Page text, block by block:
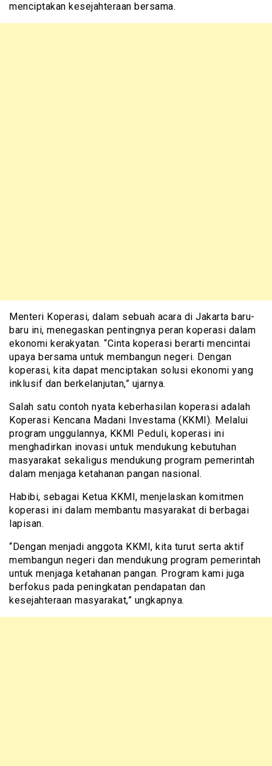
menciptakan kesejahteraan bersama.
Menteri Koperasi, dalam sebuah acara di Jakarta baru-
baru ini, menegaskan pentingnya peran koperasi dalam
ekonomi kerakyatan. “Cinta koperasi berarti mencintai
upaya bersama untuk membangun negeri. Dengan
koperasi, kita dapat menciptakan solusi ekonomi yang
inklusif dan berkelanjutan,” ujarnya.
Salah satu contoh nyata keberhasilan koperasi adalah
Koperasi Kencana Madani Investama (KKMI). Melalui
program unggulannya, KKMI Peduli, koperasi ini
menghadirkan inovasi untuk mendukung kebutuhan
masyarakat sekaligus mendukung program pemerintah
dalam menjaga ketahanan pangan nasional.
Habibi, sebagai Ketua KKMI, menjelaskan komitmen
koperasi ini dalam membantu masyarakat di berbagai
lapisan.
“Dengan menjadi anggota KKMI, kita turut serta aktif
membangun negeri dan mendukung program pemerintah
untuk menjaga ketahanan pangan. Program kami juga
berfokus pada peningkatan pendapatan dan
kesejahteraan masyarakat,” ungkapnya.